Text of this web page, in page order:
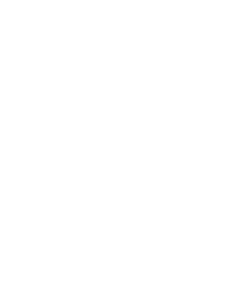
terasa nebo balkon, cca 21 m2.
pro obsazenost pouze jedním